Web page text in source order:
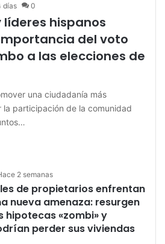
días 0
líderes hispanos
del voto
a las elecciones de
una ciudadanía más
participación de la comunidad
2 semanas
de propietarios enfrentan
nueva amenaza: resurgen
hipotecas «zombi» y
perder sus viviendas